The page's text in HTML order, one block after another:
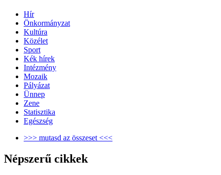
Hír
Önkormányzat
Kultúra
Közélet
Sport
Kék hírek
Intézmény
Mozaik
Pályázat
Ünnep
Zene
Statisztika
Egészség
>>> mutasd az összeset <<<
Népszerű cikkek